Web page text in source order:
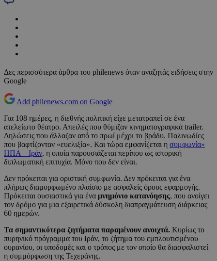
Δες περισσότερα άρθρα του philenews όταν αναζητάς ειδήσεις στην
Google
Add philenews.com on Google
Για 108 ημέρες, η διεθνής πολιτική είχε μετατραπεί σε ένα
ατελείωτο θέατρο. Απειλές που θύμιζαν κινηματογραφικά trailer.
Δηλώσεις που άλλαζαν από το πρωί μέχρι το βράδυ. Παλινωδίες
που βαφτίζονταν «ευελιξία». Και τώρα εμφανίζεται η συμφωνία»
ΗΠΑ – Ιράν, η οποία παρουσιάζεται περίπου ως ιστορική
διπλωματική επιτυχία. Μόνο που δεν είναι.
Δεν πρόκειται για οριστική συμφωνία. Δεν πρόκειται για ένα
πλήρως διαμορφωμένο πλαίσιο με ασφαλείς όρους εφαρμογής.
Πρόκειται ουσιαστικά για ένα μνημόνιο κατανόησης, που ανοίγει
τον δρόμο για μια εξαιρετικά δύσκολη διαπραγμάτευση διάρκειας
60 ημερών.
Τα σημαντικότερα ζητήματα παραμένουν ανοιχτά. Κυρίως το
πυρηνικό πρόγραμμα του Ιράν, το ζήτημα του εμπλουτισμένου
ουρανίου, οι υποδομές και ο τρόπος με τον οποίο θα διασφαλιστεί
η συμμόρφωση της Τεχεράνης.